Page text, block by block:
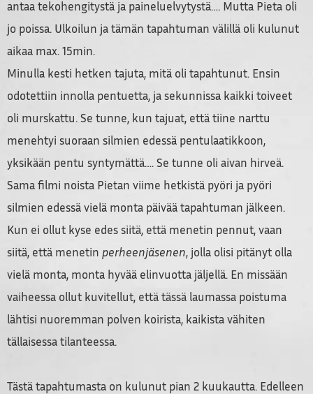
antaa tekohengitystä ja paineluelvytystä…. Mutta Pieta oli
jo poissa. Ulkoilun ja tämän tapahtuman välillä oli kulunut
aikaa max. 15min.
Minulla kesti hetken tajuta, mitä oli tapahtunut. Ensin
odotettiin innolla pentuetta, ja sekunnissa kaikki toiveet
oli murskattu. Se tunne, kun tajuat, että tiine narttu
menehtyi suoraan silmien edessä pentulaatikkoon,
yksikään pentu syntymättä…. Se tunne oli aivan hirveä.
Sama filmi noista Pietan viime hetkistä pyöri ja pyöri
silmien edessä vielä monta päivää tapahtuman jälkeen.
Kun ei ollut kyse edes siitä, että menetin pennut, vaan
siitä, että menetin perheenjäsenen, jolla olisi pitänyt olla
vielä monta, monta hyvää elinvuotta jäljellä. En missään
vaiheessa ollut kuvitellut, että tässä laumassa poistuma
lähtisi nuoremman polven koirista, kaikista vähiten
tällaisessa tilanteessa.
Tästä tapahtumasta on kulunut pian 2 kuukautta. Edelleen